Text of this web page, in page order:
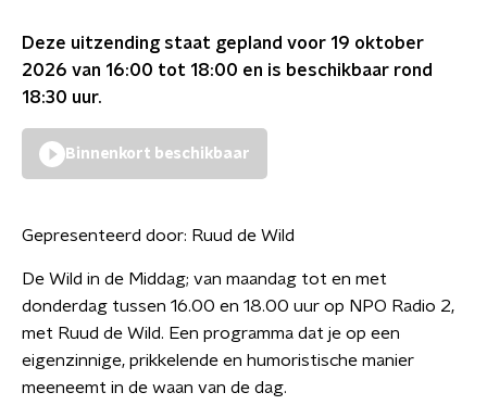
Deze uitzending staat gepland voor 19 oktober
2026 van 16:00 tot 18:00 en is beschikbaar rond
18:30 uur.
Binnenkort beschikbaar
Gepresenteerd door: Ruud de Wild
De Wild in de Middag; van maandag tot en met
donderdag tussen 16.00 en 18.00 uur op NPO Radio 2,
met Ruud de Wild. Een programma dat je op een
eigenzinnige, prikkelende en humoristische manier
meeneemt in de waan van de dag.